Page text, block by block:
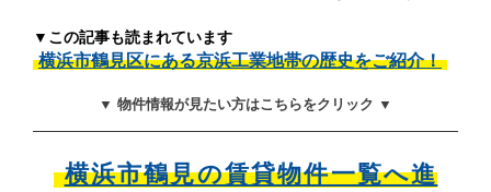
▼この記事も読まれています
横浜市鶴見区にある京浜工業地帯の歴史をご紹介！
▼ 物件情報が見たい方はこちらをクリック ▼
横浜市鶴見の賃貸物件一覧へ進